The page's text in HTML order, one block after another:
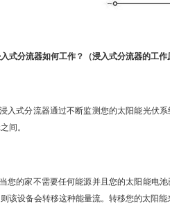
分流器如何工作？（浸入式分流器的工作
式分流器通过不断监测您的太阳能光伏系
间。
的家不需要任何能源并且您的太阳能电池
该设备会转移这种能量流。转移您的太阳能